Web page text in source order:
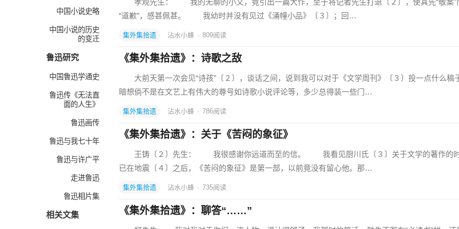
中国小说史略
中国小说的历史
的变迁
鲁迅研究
中国鲁迅学通史
鲁迅传《无法直
面的人生》
鲁迅画传
鲁迅与我七十年
鲁迅与许广平
走进鲁迅
鲁迅相片集
相关文集
孝观先生： 我的无聊的小文，竟引出一篇大作，至于将记者先生打退〔２〕，使其先“敬案”
“道歉”，感甚佩甚。 我幼时并没有见过《涌幢小品》〔３〕；回…
集外集拾遗 沾水小蜂 · 809阅读
《集外集拾遗》：诗歌之敌
大前天第一次会见“诗孩”〔２〕，谈话之间，说到我可以对于《文学周刊》〔３〕投一点什么稿
暗想倘不是在文艺上有伟大的尊号如诗歌小说评论等，多少总得装一些门…
集外集拾遗 沾水小蜂 · 786阅读
《集外集拾遗》：关于《苦闷的象征》
王铸〔２〕先生： 我很感谢你远道而至的信。 我看见厨川氏〔３〕关于文学的著作的时
已在地震〔４〕之后，《苦闷的象征》是第一部，以前竟没有留心他。那…
集外集拾遗 沾水小蜂 · 735阅读
《集外集拾遗》：聊答“……”